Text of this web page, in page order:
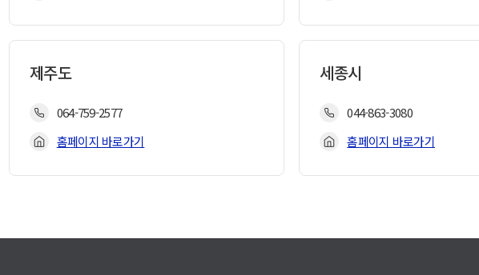
제주도
064-759-2577
홈페이지 바로가기
세종시
044-863-3080
홈페이지 바로가기